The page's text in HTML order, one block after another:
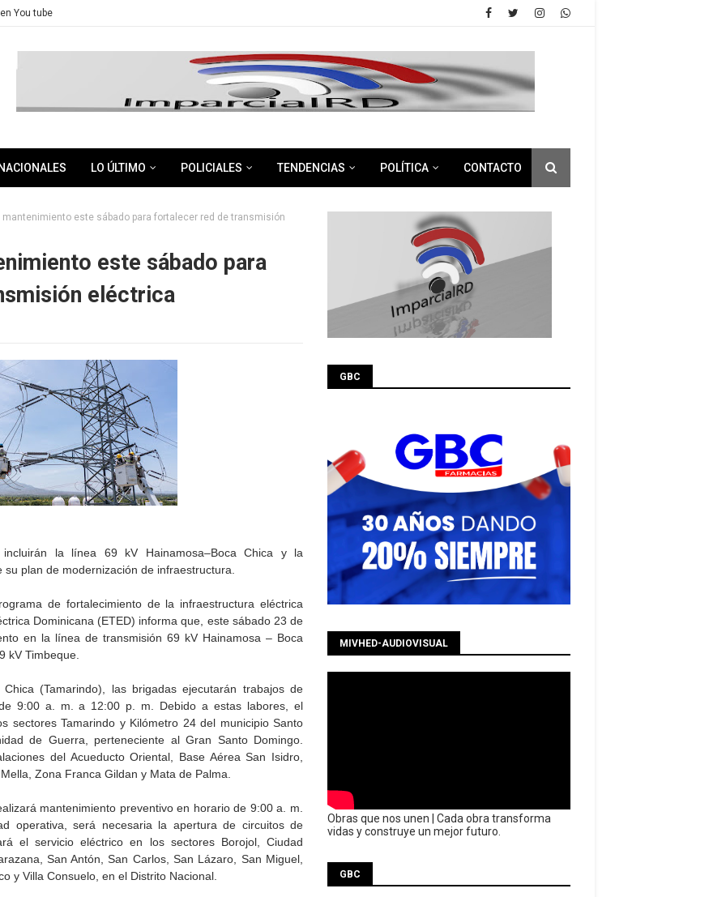
You tube
LO ÚLTIMO POLICIALES TENDENCIAS POLÍTICA CONTACTO
mantenimiento este sábado para fortalecer red de transmisión
este sábado para
eléctrica
la línea 69 kV Hainamosa–Boca Chica y la
plan de modernización de infraestructura.
de fortalecimiento de la infraestructura eléctrica
Dominicana (ETED) informa que, este sábado 23 de
en la línea de transmisión 69 kV Hainamosa – Boca
kV Timbeque.
(Tamarindo), las brigadas ejecutarán trabajos de
9:00 a. m. a 12:00 p. m. Debido a estas labores, el
sectores Tamarindo y Kilómetro 24 del municipio Santo
de Guerra, perteneciente al Gran Santo Domingo.
del Acueducto Oriental, Base Aérea San Isidro,
Zona Franca Gildan y Mata de Palma.
mantenimiento preventivo en horario de 9:00 a. m.
operativa, será necesaria la apertura de circuitos de
el servicio eléctrico en los sectores Borojol, Ciudad
San Antón, San Carlos, San Lázaro, San Miguel,
y Villa Consuelo, en el Distrito Nacional.
GBC
MIVHED-AUDIOVISUAL
Obras que nos unen | Cada obra transforma
vidas y construye un mejor futuro.
GBC